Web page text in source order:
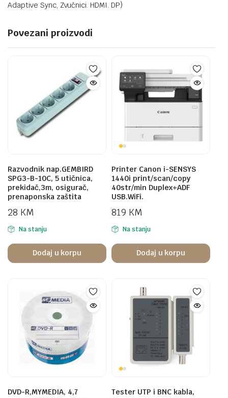
Adaptive Sync, Zvučnici. HDMI. DP)
Povezani proizvodi
Razvodnik nap.GEMBIRD
SPG3-B-10C, 5 utičnica,
prekidač,3m, osigurač,
prenaponska zaštita
28 KM
Na stanju
Dodaj u korpu
Printer Canon i-SENSYS
1440i print/scan/copy
40str/min Duplex+ADF
USB.WiFi.
819 KM
Na stanju
Dodaj u korpu
DVD-R,MYMEDIA, 4,7
Tester UTP i BNC kabla,